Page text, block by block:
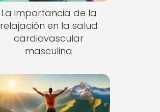
La importancia de la
relajación en la salud
cardiovascular
masculina